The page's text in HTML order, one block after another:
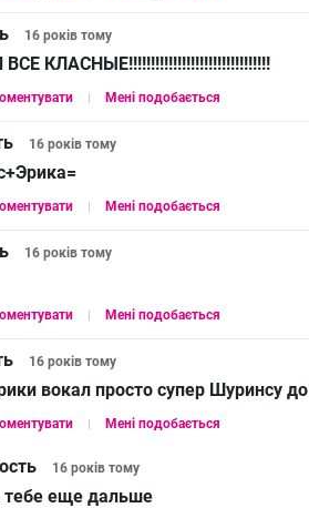
16 років тому
КЛАСНЫЕ!!!!!!!!!!!!!!!!!!!!!!!!!!!!!!!!
Мені подобається
16 років тому
Мені подобається
16 років тому
Мені подобається
16 років тому
вокал просто супер Шуринсу
Мені подобається
16 років тому
тебе еще дальше